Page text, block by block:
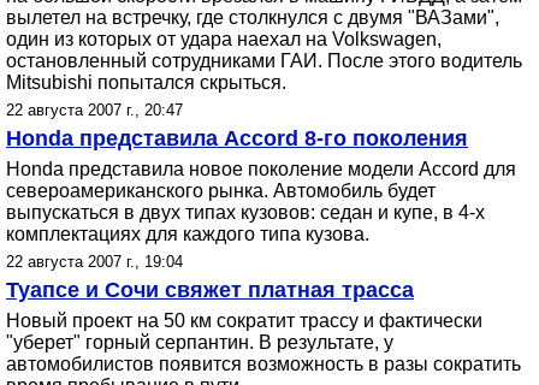
вылетел на встречку, где столкнулся с двумя "ВАЗами",
один из которых от удара наехал на Volkswagen,
остановленный сотрудниками ГАИ. После этого водитель
Mitsubishi попытался скрыться.
22 августа 2007 г., 20:47
Honda представила Accord 8-го поколения
Honda представила новое поколение модели Accord для
североамериканского рынка. Автомобиль будет
выпускаться в двух типах кузовов: седан и купе, в 4-х
комплектациях для каждого типа кузова.
22 августа 2007 г., 19:04
Туапсе и Сочи свяжет платная трасса
Новый проект на 50 км сократит трассу и фактически
"уберет" горный серпантин. В результате, у
автомобилистов появится возможность в разы сократить